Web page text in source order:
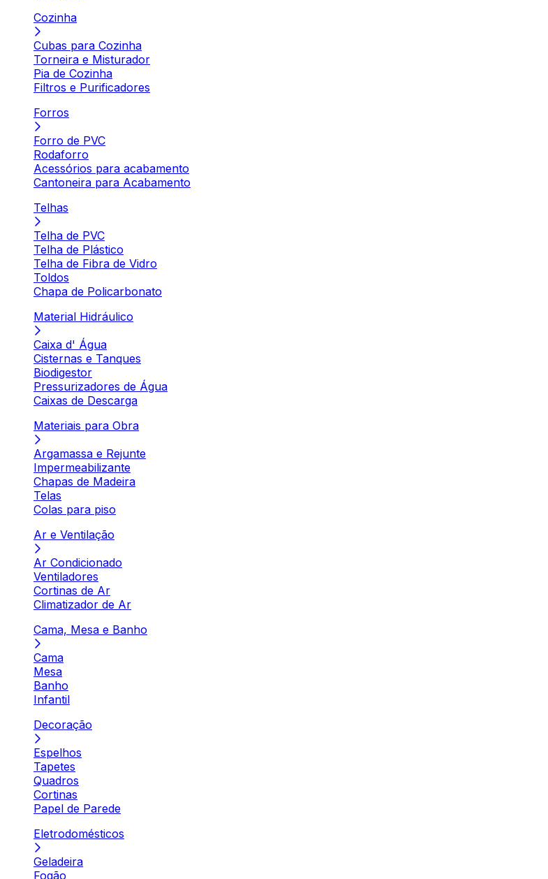
Cozinha
Cubas para Cozinha
Torneira e Misturador
Pia de Cozinha
Filtros e Purificadores
Forros
Forro de PVC
Rodaforro
Acessórios para acabamento
Cantoneira para Acabamento
Telhas
Telha de PVC
Telha de Plástico
Telha de Fibra de Vidro
Toldos
Chapa de Policarbonato
Material Hidráulico
Caixa d' Água
Cisternas e Tanques
Biodigestor
Pressurizadores de Água
Caixas de Descarga
Materiais para Obra
Argamassa e Rejunte
Impermeabilizante
Chapas de Madeira
Telas
Colas para piso
Ar e Ventilação
Ar Condicionado
Ventiladores
Cortinas de Ar
Climatizador de Ar
Cama, Mesa e Banho
Cama
Mesa
Banho
Infantil
Decoração
Espelhos
Tapetes
Quadros
Cortinas
Papel de Parede
Eletrodomésticos
Geladeira
Fogão